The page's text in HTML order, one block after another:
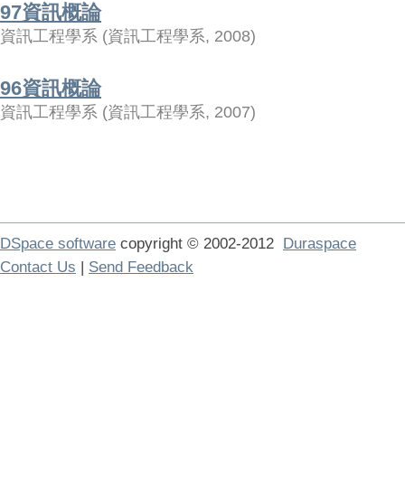
97資訊概論
資訊工程學系 (資訊工程學系, 2008)
96資訊概論
資訊工程學系 (資訊工程學系, 2007)
DSpace software copyright © 2002-2012 Duraspace
Contact Us | Send Feedback